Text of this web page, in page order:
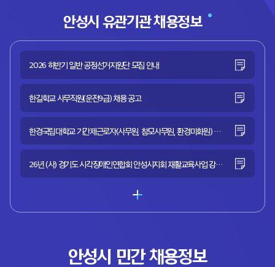
안성시 유관기관 채용정보
2026 하반기 일반 공정선거지원단 모집 안내
한길학교 사무직원(운전9급) 채용 공고
한경국립대학교 기간제근로자(사무원, 참모사무원, 환경미화원) 채용 공고
26년 (사) 경기도 시각장애인연합회 안성시지회 재활교육사업 강사채용
안성시 민간 채용정보